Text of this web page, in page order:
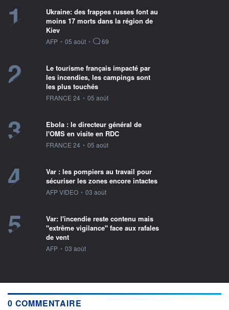
1
Ukraine: des frappes russes font au
moins 17 morts dans la région de
Kiev
information fournie par
AFP • 05 août • 69
2
Le tourisme français impacté par
les incendies, les campings sont
les plus touchés
information fournie par
FRANCE 24 • 05 août
3
Ebola : le directeur général de
l'OMS en visite en RDC
information fournie par
FRANCE 24 • 05 août
4
Var : les pompiers au travail pour
sécuriser les zones encore intactes
information fournie par
AFP VIDEO • 03 août
5
Var: l'incendie reste contenu mais
"extrême vigilance" face aux rafales
de vent
information fournie par
AFP • 03 août
0 COMMENTAIRE